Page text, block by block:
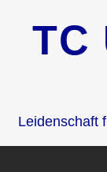
TC
Leidenschaft